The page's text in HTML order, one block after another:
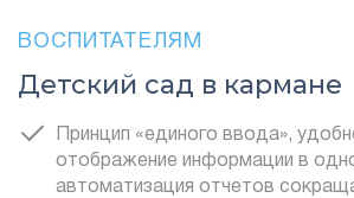
ВОСПИТАТЕЛЯМ
Детский сад в кармане
Принцип «единого ввода»,
отображение информации в
автоматизация отчетов